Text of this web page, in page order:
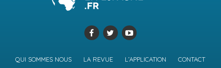
QUI SOMMES NOUS LA REVUE L’APPLICATION
CONTACT